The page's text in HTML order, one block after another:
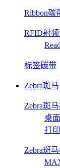
Ribbon碳
RFID射频
标签碳带
Zebra斑马
Zebra斑
桌
打
Zebra斑